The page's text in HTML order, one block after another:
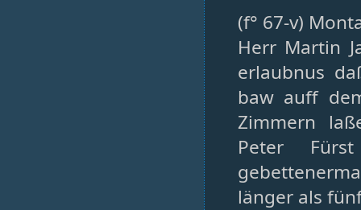
(f° 67-v)
Herr Martin
erlaubnus
baw auff
Zimmern
Peter
länger als